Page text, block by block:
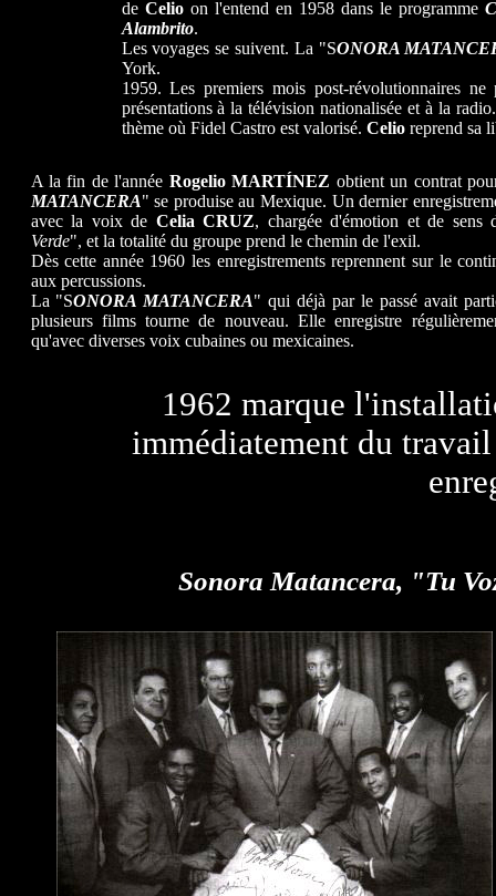
de Celioon l'entend en 1958 dans le programme
Alambrito.
Les voyages se suivent. La "SONORA
York.
1959. Les premiers mois post-révolutionnaires
présentations à la télévision nationalisée et à la
thème où Fidel Castro est valorisé. Celioreprend sa
A la fin de l'année Rogelio MARTÍNEZ obtient un contrat
MATANCERA" se produise au Mexique. Un dernier
avec la voix de Celia CRUZ, chargée d'émotion et de sens
Verde", et la totalité du groupe prend le chemin de l'exil.
Dès cette année 1960 les enregistrements reprennent sur le
aux percussions.
La "SONORA MATANCERA" qui déjà par le passé avait
plusieurs films tourne de nouveau. Elle enregistre
qu'avec diverses voix cubaines ou mexicaines.
1962 marque
immédiatement du
Sonora Matancera, "Tu